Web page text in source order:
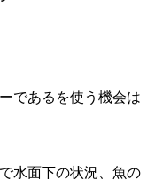
であるを使う機会は
水面下の状況、魚の